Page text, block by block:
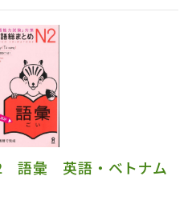
語彙 英語・ベトナム